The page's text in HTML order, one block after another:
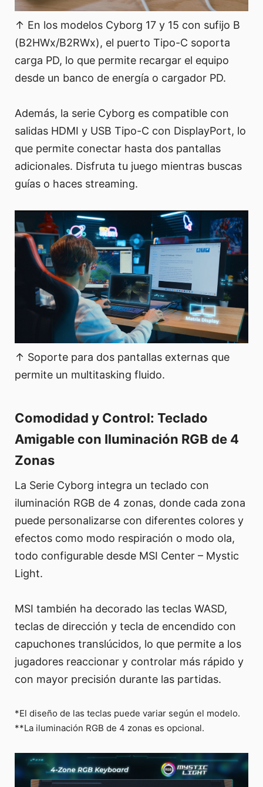
↑ En los modelos Cyborg 17 y 15 con sufijo B
(B2HWx/B2RWx), el puerto Tipo-C soporta
carga PD, lo que permite recargar el equipo
desde un banco de energía o cargador PD.
Además, la serie Cyborg es compatible con
salidas HDMI y USB Tipo-C con DisplayPort, lo
que permite conectar hasta dos pantallas
adicionales. Disfruta tu juego mientras buscas
guías o haces streaming.
↑ Soporte para dos pantallas externas que
permite un multitasking fluido.
Comodidad y Control: Teclado
Amigable con Iluminación RGB de 4
Zonas
La Serie Cyborg integra un teclado con
iluminación RGB de 4 zonas, donde cada zona
puede personalizarse con diferentes colores y
efectos como modo respiración o modo ola,
todo configurable desde MSI Center – Mystic
Light.
MSI también ha decorado las teclas WASD,
teclas de dirección y tecla de encendido con
capuchones translúcidos, lo que permite a los
jugadores reaccionar y controlar más rápido y
con mayor precisión durante las partidas.
*El diseño de las teclas puede variar según el modelo.
**La iluminación RGB de 4 zonas es opcional.